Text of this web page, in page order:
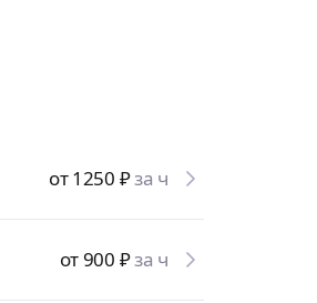
от 1250 ₽за ч
от 900 ₽за ч